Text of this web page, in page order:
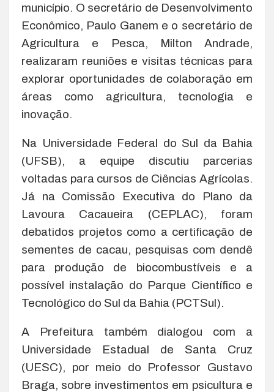
município. O secretário de Desenvolvimento
Econômico, Paulo Ganem e o secretário de
Agricultura e Pesca, Milton Andrade,
realizaram reuniões e visitas técnicas para
explorar oportunidades de colaboração em
áreas como agricultura, tecnologia e
inovação.
Na Universidade Federal do Sul da Bahia
(UFSB), a equipe discutiu parcerias
voltadas para cursos de Ciências Agrícolas.
Já na Comissão Executiva do Plano da
Lavoura Cacaueira (CEPLAC), foram
debatidos projetos como a certificação de
sementes de cacau, pesquisas com dendê
para produção de biocombustíveis e a
possível instalação do Parque Científico e
Tecnológico do Sul da Bahia (PCTSul).
A Prefeitura também dialogou com a
Universidade Estadual de Santa Cruz
(UESC), por meio do Professor Gustavo
Braga, sobre investimentos em psicultura e